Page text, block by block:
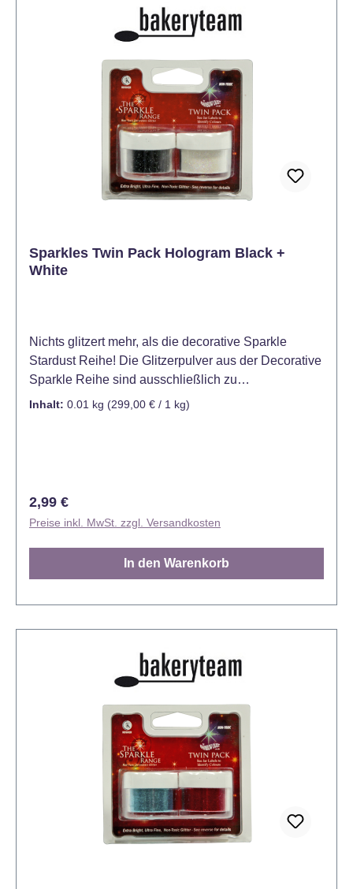
Sparkles Twin Pack Hologram Black +
White
Nichts glitzert mehr, als die decorative Sparkle
Stardust Reihe! Die Glitzerpulver aus der Decorative
Sparkle Reihe sind ausschließlich zu
Dekorationszwecken gedacht und nicht für den
Inhalt: 0.01 kg (299,00 € / 1 kg)
Regulärer Preis:
2,99 €
Preise inkl. MwSt. zzgl. Versandkosten
In den Warenkorb